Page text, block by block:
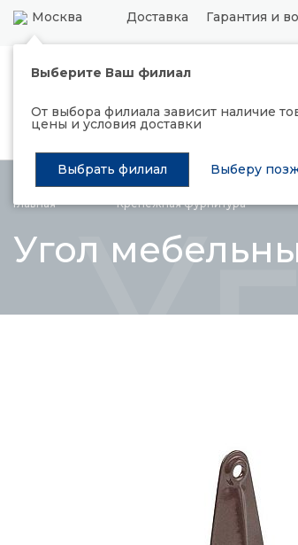
Москва Доставка Гарантия и
Выберите Ваш филиал
От выбора филиала зависит наличие
цены и условия доставки
Выбрать филиал Выберу
Каталог
Распродажа Подъемные
Главная Крепежнаяфурнитура
Угол